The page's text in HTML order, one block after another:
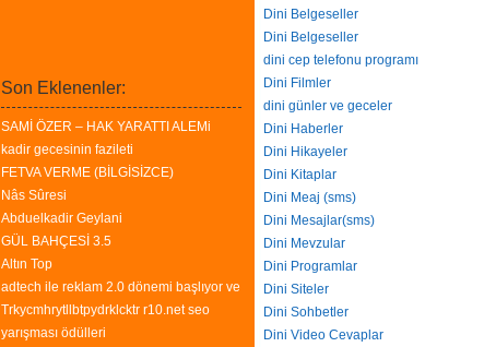
Son Eklenenler:
SAMİ ÖZER – HAK YARATTI ALEMi
kadir gecesinin fazileti
FETVA VERME (BİLGİSİZCE)
Nâs Sûresi
Abduelkadir Geylani
GÜL BAHÇESİ 3.5
Altın Top
adtech ile reklam 2.0 dönemi başlıyor ve
Trkycmhrytllbtpydrklcktr r10.net seo
yarışması ödülleri
Dini Belgeseller
Dini Belgeseller
dini cep telefonu programı
Dini Filmler
dini günler ve geceler
Dini Haberler
Dini Hikayeler
Dini Kitaplar
Dini Meaj (sms)
Dini Mesajlar(sms)
Dini Mevzular
Dini Programlar
Dini Siteler
Dini Sohbetler
Dini Video Cevaplar